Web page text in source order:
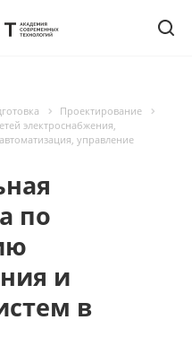
Проектирование
электроснабжения,
управление
по
и
в